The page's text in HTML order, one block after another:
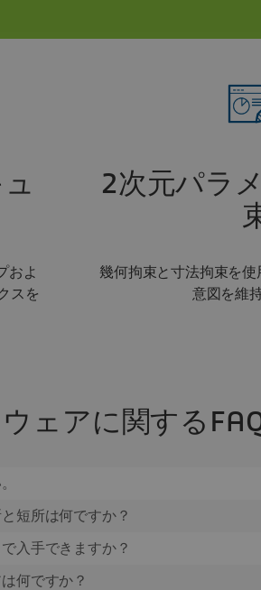
およ
スを
2次元パラ
幾何拘束と寸法拘束を
意図を維
ェアに関する
短所は何ですか？
入手できますか？
何ですか？